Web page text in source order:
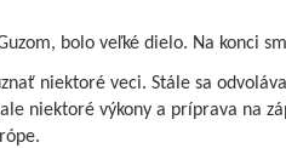
bolo veľké dielo. Na konci
niektoré veci. Stále sa
niektoré výkony a príprava na